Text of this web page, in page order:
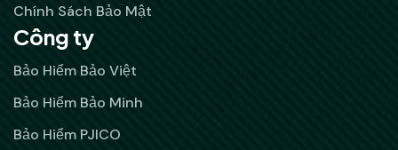
Chính Sách Bảo Mật
Công ty
Bảo Hiểm Bảo Việt
Bảo Hiểm Bảo Minh
Bảo Hiểm PJICO